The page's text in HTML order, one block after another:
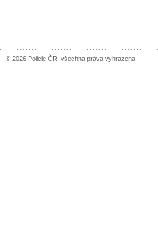
© 2026 Policie ČR, všechna práva vyhrazena